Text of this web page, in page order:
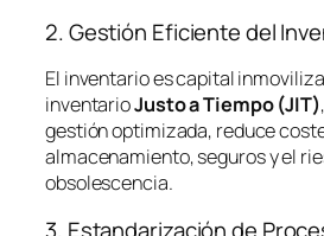
2. Gestión Eficiente del
El inventario es capital
inventarioJusto a Tiempo (JIT)
gestión optimizada, reduce
almacenamiento, seguros y el
obsolescencia.
3. Estandarización de